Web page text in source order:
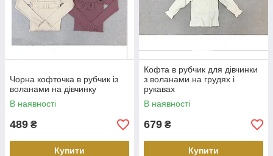
Чорна кофточка в рубчик із
воланами на дівчинку
В наявності
489 ₴
Купити
Кофта в рубчик для дівчинки
з воланами на грудях і
рукавах
В наявності
679 ₴
Купити